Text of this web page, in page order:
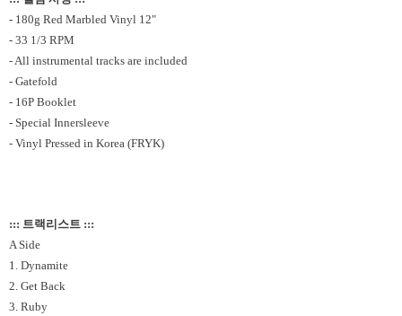
- 180g Red Marbled Vinyl 12"
- 33 1/3 RPM
- All instrumental tracks are included
- Gatefold
- 16P Booklet
- Special Innersleeve
- Vinyl Pressed in Korea (FRYK)
::: 트랙리스트 :::
A Side
1. Dynamite
2. Get Back
3. Ruby